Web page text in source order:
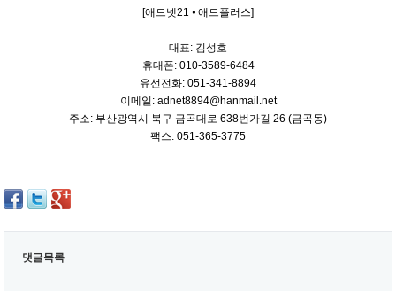
[애드넷21 ⦁ 애드플러스]
대표: 김성호
휴대폰: 010-3589-6484
유선전화: 051-341-8894
이메일: adnet8894@hanmail.net
주소: 부산광역시 북구 금곡대로 638번가길 26 (금곡동)
팩스: 051-365-3775
댓글목록